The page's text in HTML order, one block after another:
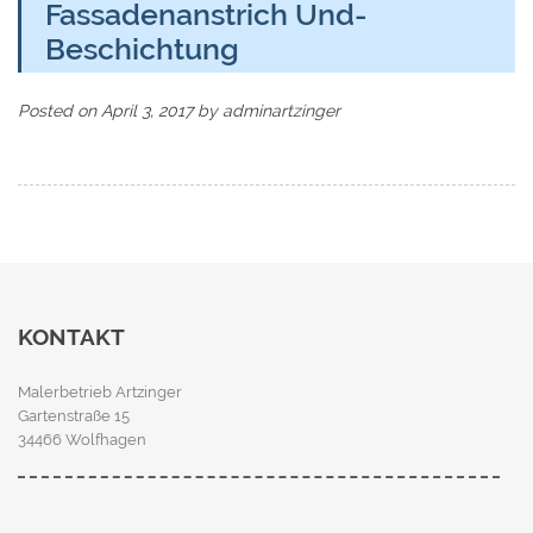
Fassadenanstrich Und-
Beschichtung
Posted onApril 3, 2017by adminartzinger
KONTAKT
Malerbetrieb Artzinger
Gartenstraße 15
34466 Wolfhagen